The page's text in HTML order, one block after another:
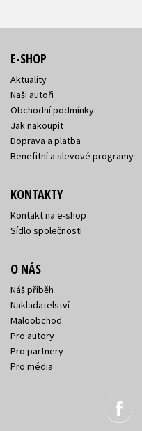
E-SHOP
Aktuality
Naši autoři
Obchodní podmínky
Jak nakoupit
Doprava a platba
Benefitní a slevové programy
KONTAKTY
Kontakt na e-shop
Sídlo společnosti
O NÁS
Náš příběh
Nakladatelství
Maloobchod
Pro autory
Pro partnery
Pro média